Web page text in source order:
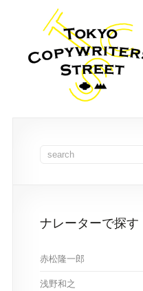
ナレーターで探す
赤松隆一郎
浅野和之